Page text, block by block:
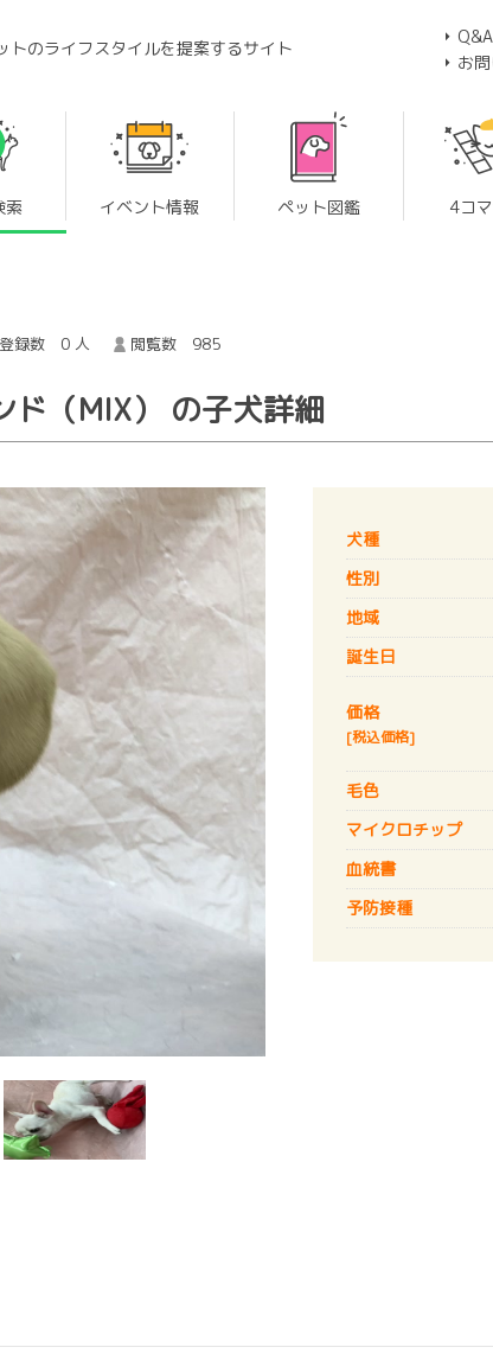
トのライフスタイルを提案するサイト
Q&A
お
索 イベント情報 ペット図鑑 4コ
録数 0 人 閲覧数 985
（MIX） の子犬詳細
犬種
性別
地域
誕生日
価格
[税込価格]
毛色
マイクロチップ
血統書
予防接種